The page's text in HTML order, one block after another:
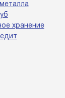
хранение